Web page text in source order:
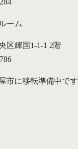
ーム
区輝国1-1-1 2階
市に移転準備中です